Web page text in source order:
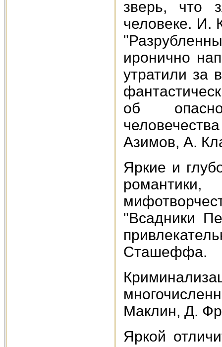
зверь, что
человеке. И.
иронично
утратили за
об
Азимов, А.
Яркие и
"Всадники
Сташеффа.
Маклин, Д.
Яркой